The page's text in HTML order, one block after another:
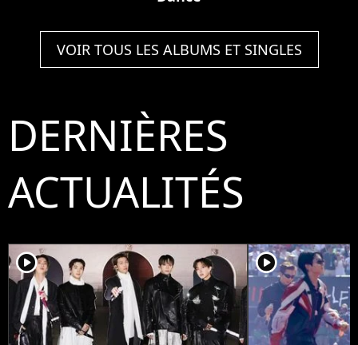
VOIR TOUS LES ALBUMS ET SINGLES
DERNIÈRES
ACTUALITÉS
player2 player2